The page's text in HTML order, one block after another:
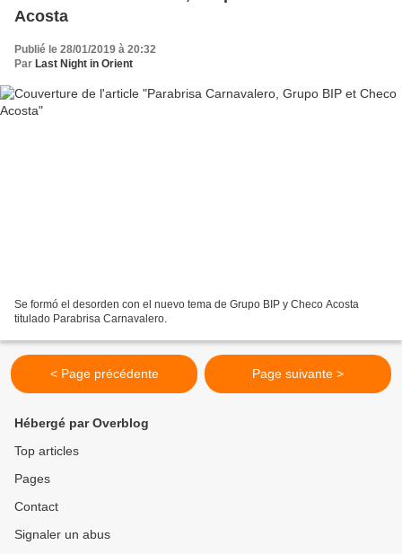
Acosta
Publié le 28/01/2019 à 20:32
Par Last Night in Orient
Se formó el desorden con el nuevo tema de Grupo BIP y Checo Acosta
titulado Parabrisa Carnavalero.
< Page précédente Page suivante >
Hébergé par Overblog
Top articles
Pages
Contact
Signaler un abus